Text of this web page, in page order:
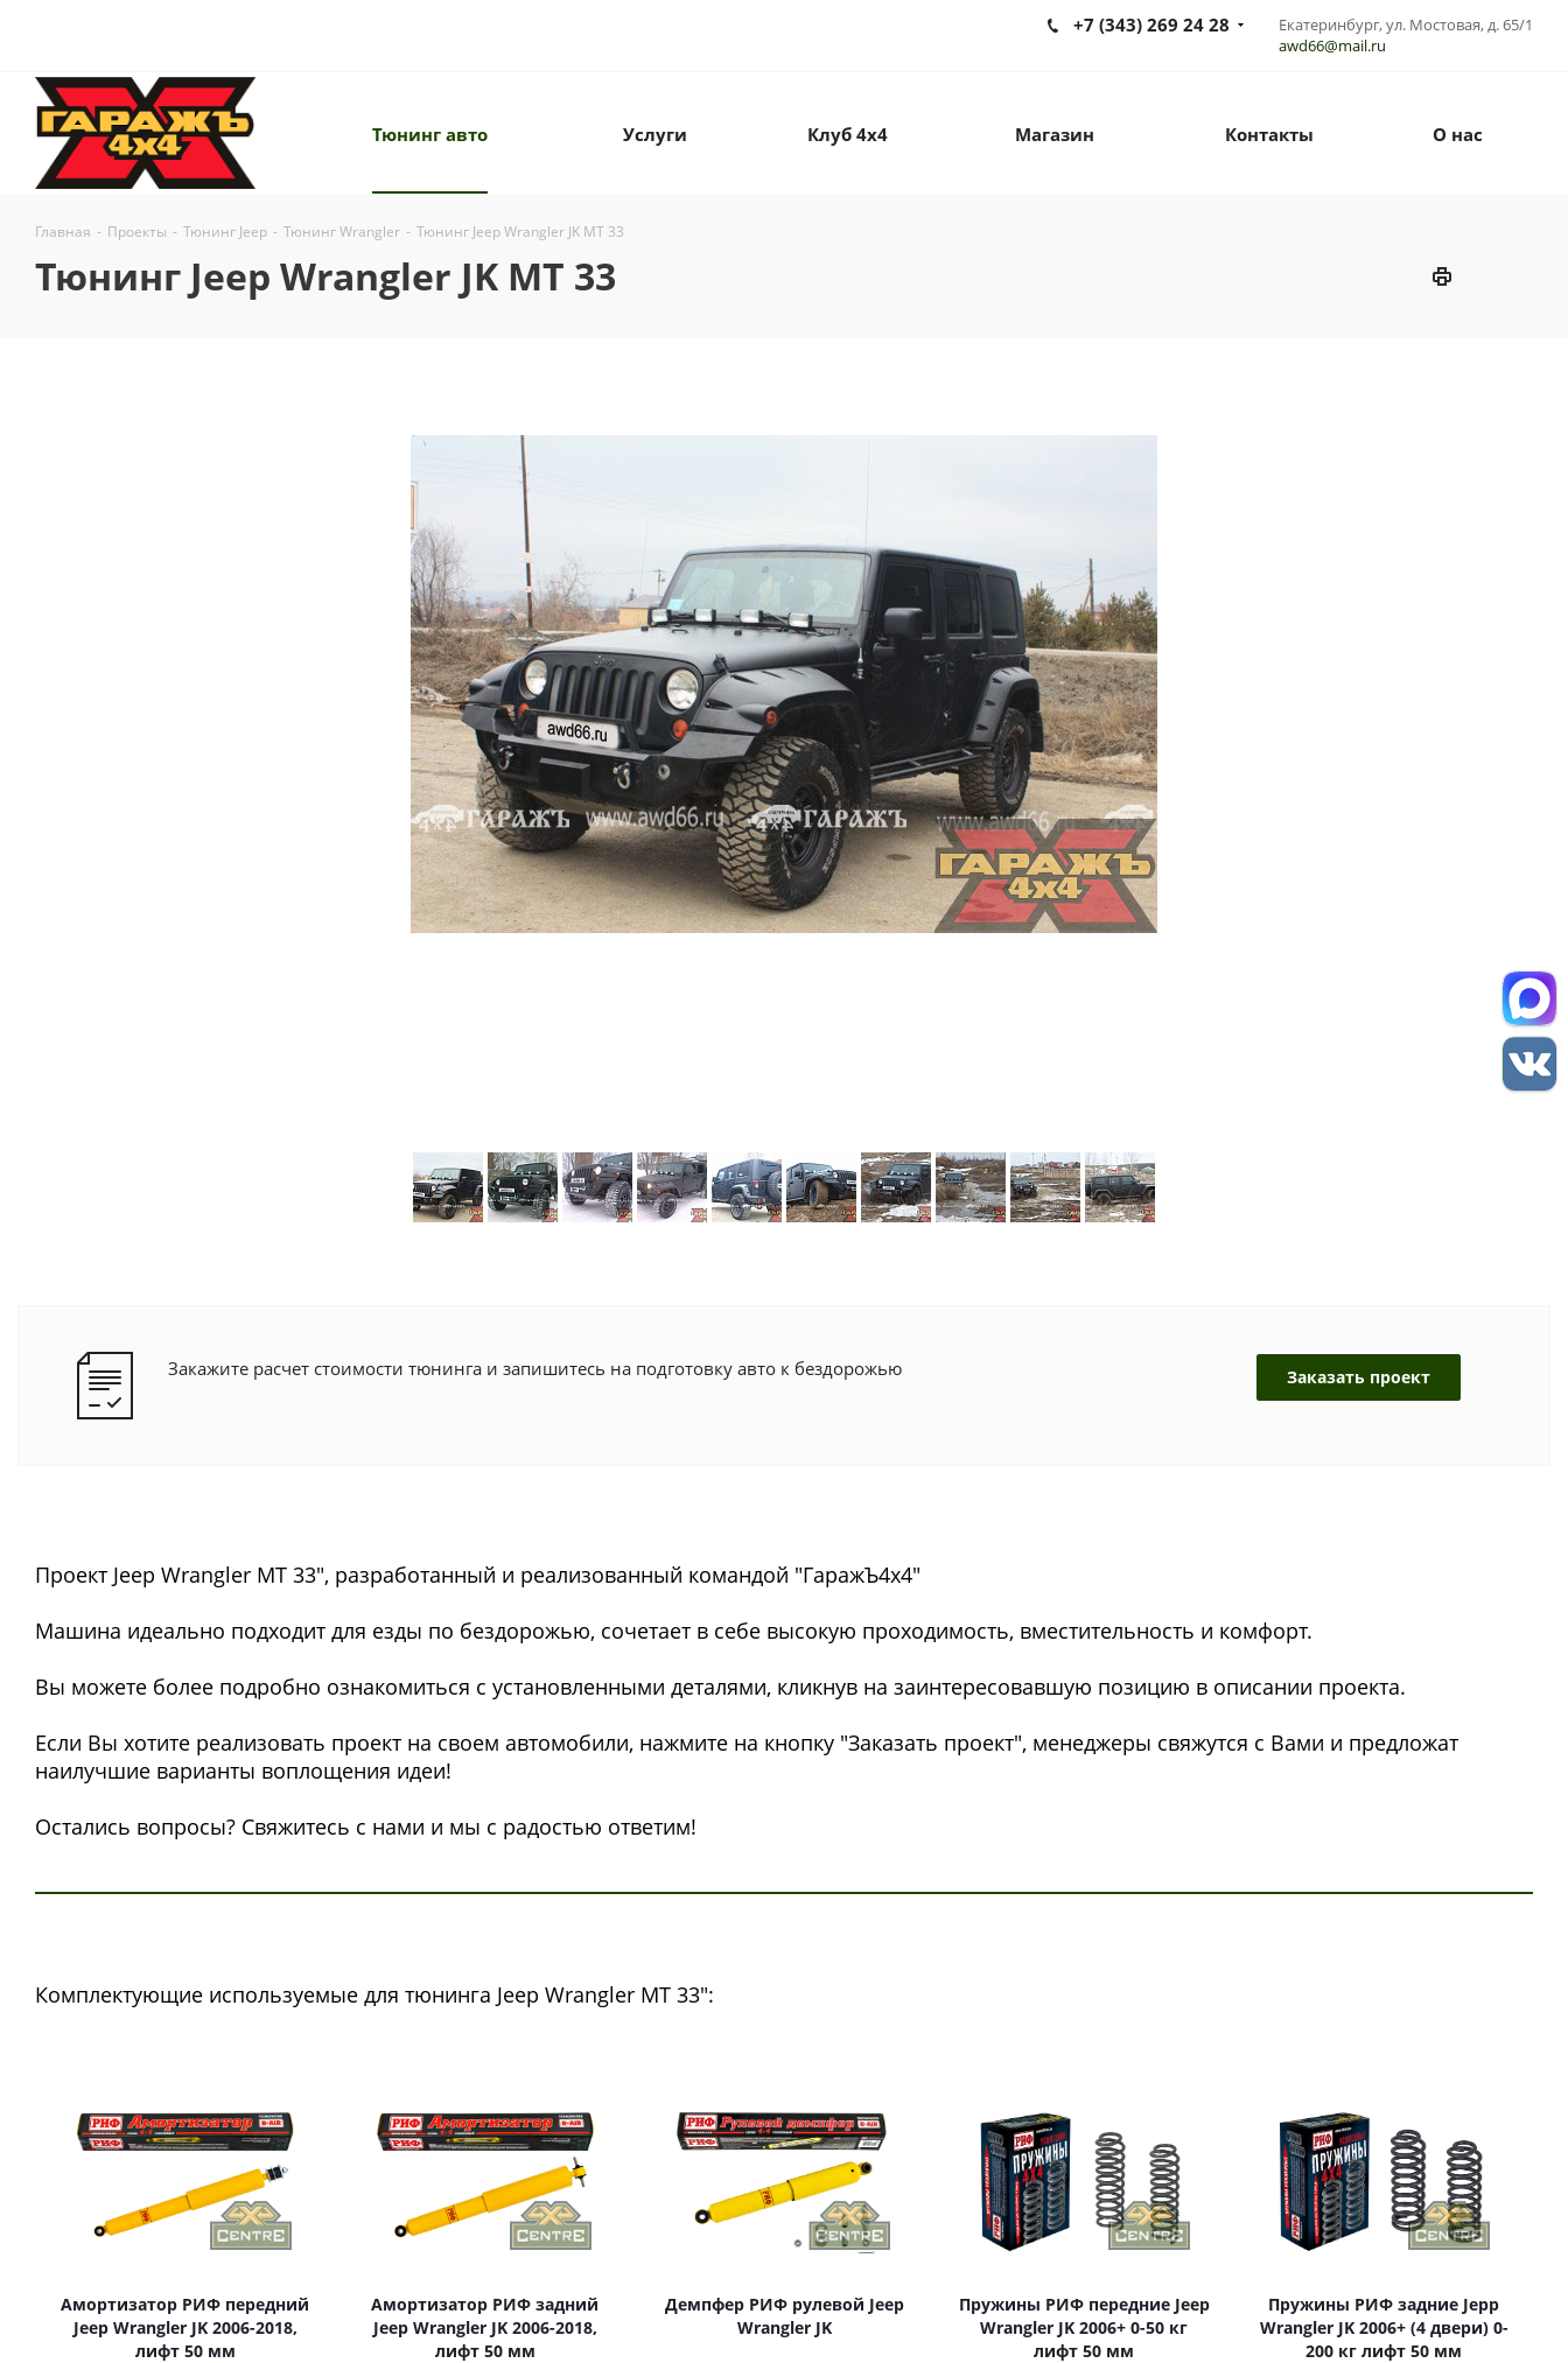
Екатеринбург, ул. Мостовая, д. 65/1
awd66@mail.ru
+7 (343) 269 24 28
Тюнинг авто Услуги Клуб 4х4 Магазин Контакты О нас
Главная - Проекты - Тюнинг Jeep - Тюнинг Wrangler - Тюнинг Jeep Wrangler JK МТ 33
Тюнинг Jeep Wrangler JK МТ 33
Закажите расчет стоимости тюнинга и запишитесь на подготовку авто к бездорожью Заказать проект
Проект Jeep Wrangler МТ 33", разработанный и реализованный командой "ГаражЪ4x4"
Машина идеально подходит для езды по бездорожью, сочетает в себе высокую проходимость, вместительность и комфорт.
Вы можете более подробно ознакомиться с установленными деталями, кликнув на заинтересовавшую позицию в описании проекта.
Если Вы хотите реализовать проект на своем автомобили, нажмите на кнопку "Заказать проект", менеджеры свяжутся с Вами и предложат
наилучшие варианты воплощения идеи!
Остались вопросы? Свяжитесь с нами и мы с радостью ответим!
Комплектующие используемые для тюнинга Jeep Wrangler МТ 33":
Амортизатор РИФ передний
Jeep Wrangler JK 2006-2018,
лифт 50 мм
Амортизатор РИФ задний
Jeep Wrangler JK 2006-2018,
лифт 50 мм
Демпфер РИФ рулевой Jeep
Wrangler JK
Пружины РИФ передние Jeep
Wrangler JK 2006+ 0-50 кг
лифт 50 мм
Пружины РИФ задние Jepp
Wrangler JK 2006+ (4 двери) 0-
200 кг лифт 50 мм